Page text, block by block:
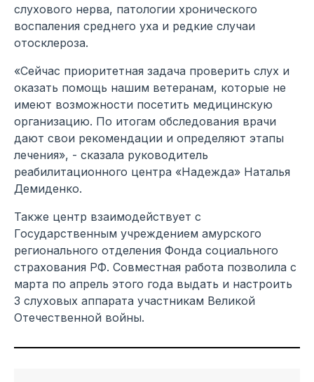
слухового нерва, патологии хронического
воспаления среднего уха и редкие случаи
отосклероза.
«Сейчас приоритетная задача проверить слух и
оказать помощь нашим ветеранам, которые не
имеют возможности посетить медицинскую
организацию. По итогам обследования врачи
дают свои рекомендации и определяют этапы
лечения», - сказала руководитель
реабилитационного центра «Надежда» Наталья
Демиденко.
Также центр взаимодействует с
Государственным учреждением амурского
регионального отделения Фонда социального
страхования РФ. Совместная работа позволила с
марта по апрель этого года выдать и настроить
3 слуховых аппарата участникам Великой
Отечественной войны.